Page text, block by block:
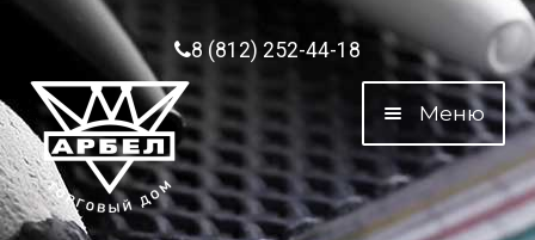
Перейти к навигации
Перейти к содержимому8 (812) 252-44-18
Меню